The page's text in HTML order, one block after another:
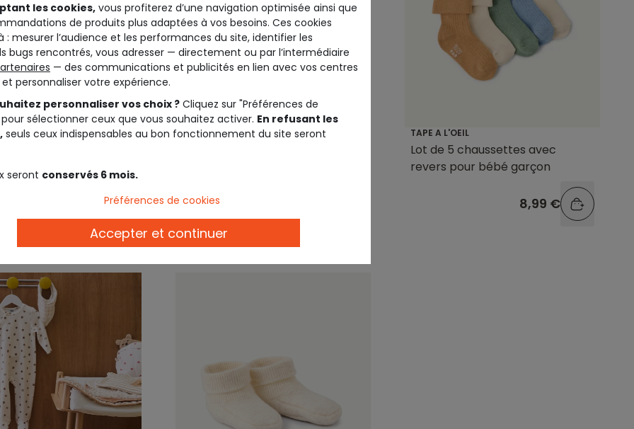
3 paires de chaussettes
TAPE A L'OEIL TAPE A L'OEIL
Lot de 5 chaussettes avec
revers pour bébé garçon
8,99 €
les cookies, vous profiterez d’une navigation optimisée ainsi que
de produits plus adaptées à vos besoins. Ces cookies
: mesurer l’audience et les performances du site, identifier les
bugs rencontrés, vous adresser — directement ou par l’intermédiaire
— des communications et publicités en lien avec vos centres
et personnaliser votre expérience.
personnaliser vos choix ? Cliquez sur "Préférences de
sélectionner ceux que vous souhaitez activer. En refusant les
seuls ceux indispensables au bon fonctionnement du site seront
seront conservés 6 mois.
Préférences de cookies
Accepter et continuer